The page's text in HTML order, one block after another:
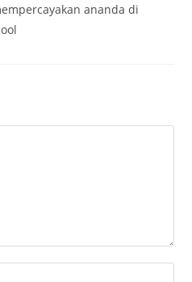
ananda di